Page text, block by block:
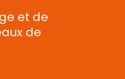
et de
de